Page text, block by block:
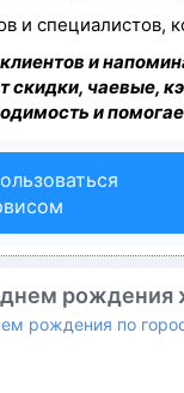
и специалистов,
и
скидки, чаевые,
и
днем
рождения по